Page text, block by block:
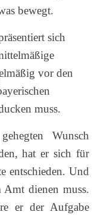
bewegt.
sich
vor den
muss.
Wunsch
hat er sich für
entschieden. Und
Amt dienen muss.
er der Aufgabe